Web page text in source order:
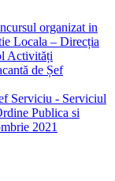
organizat in
Locala – Direcția
Activități
de Șef
Serviciu - Serviciul
Publica si
2021